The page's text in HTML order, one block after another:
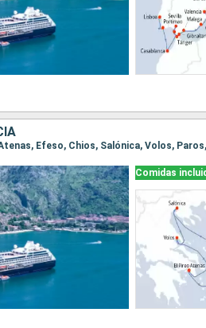
Efeso, Chios, Salónica, Volos,
Comidas